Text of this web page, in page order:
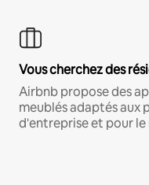
Vous cherchez des
Airbnb propose des
meublés adaptés aux
d'entreprise et pour